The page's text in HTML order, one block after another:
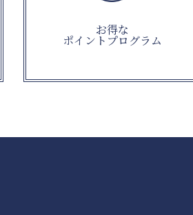
お得な
ポイントプログラム